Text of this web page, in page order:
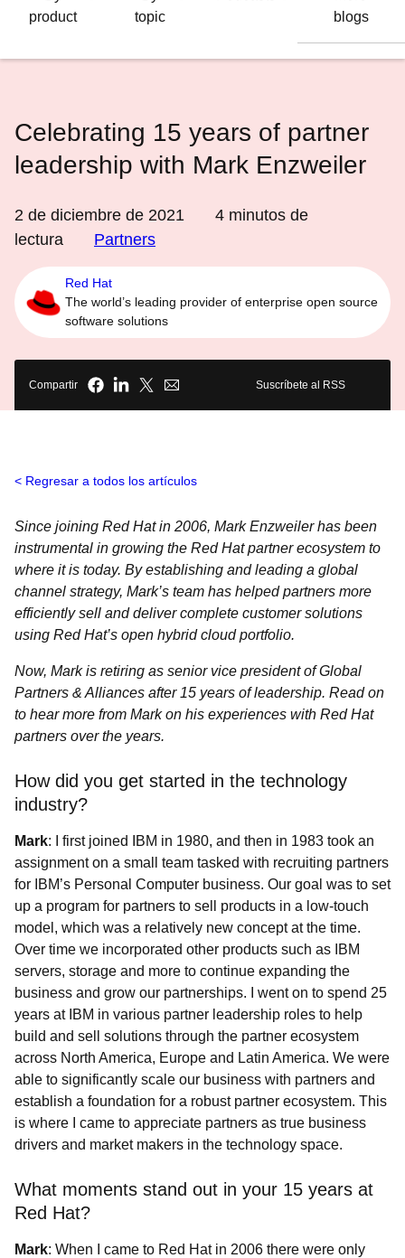
product
topic
blogs
Celebrating 15 years of partner
leadership with Mark Enzweiler
2 de diciembre de 2021 4 minutos de
lectura
Partners
Red Hat
The world’s leading provider of enterprise open source
software solutions
Compartir Suscríbete al RSS
Regresar a todos los artículos
Since joining Red Hat in 2006, Mark Enzweiler has been
instrumental in growing the Red Hat partner ecosystem to
where it is today. By establishing and leading a global
channel strategy, Mark’s team has helped partners more
efficiently sell and deliver complete customer solutions
using Red Hat’s open hybrid cloud portfolio.
Now, Mark is retiring as senior vice president of Global
Partners & Alliances after 15 years of leadership. Read on
to hear more from Mark on his experiences with Red Hat
partners over the years.
How did you get started in the technology
industry?
Mark: I first joined IBM in 1980, and then in 1983 took an
assignment on a small team tasked with recruiting partners
for IBM’s Personal Computer business. Our goal was to set
up a program for partners to sell products in a low-touch
model, which was a relatively new concept at the time.
Over time we incorporated other products such as IBM
servers, storage and more to continue expanding the
business and grow our partnerships. I went on to spend 25
years at IBM in various partner leadership roles to help
build and sell solutions through the partner ecosystem
across North America, Europe and Latin America. We were
able to significantly scale our business with partners and
establish a foundation for a robust partner ecosystem. This
is where I came to appreciate partners as true business
drivers and market makers in the technology space.
What moments stand out in your 15 years at
Red Hat?
Mark: When I came to Red Hat in 2006 there were only